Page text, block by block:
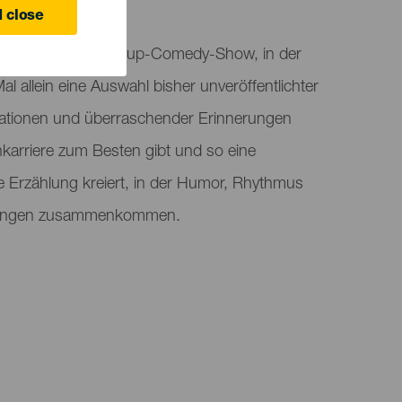
close
sich als Stand-up-Comedy-Show, in der
allein eine Auswahl bisher unveröffentlichter
und überraschender Erinnerungen
zum Besten gibt und so eine
Erzählung kreiert, in der Humor, Rhythmus
zusammenkommen.